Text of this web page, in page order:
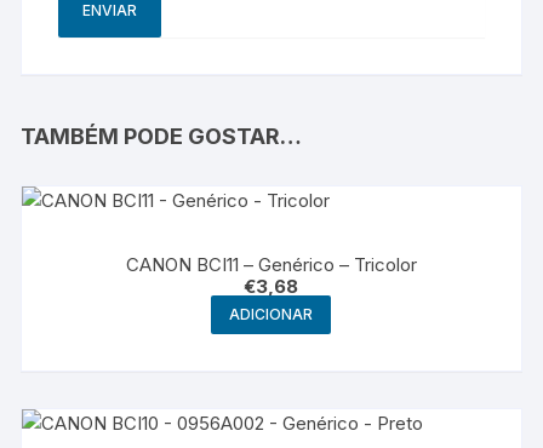
TAMBÉM PODE GOSTAR…
CANON BCI11 – Genérico – Tricolor
€3,68
ADICIONAR